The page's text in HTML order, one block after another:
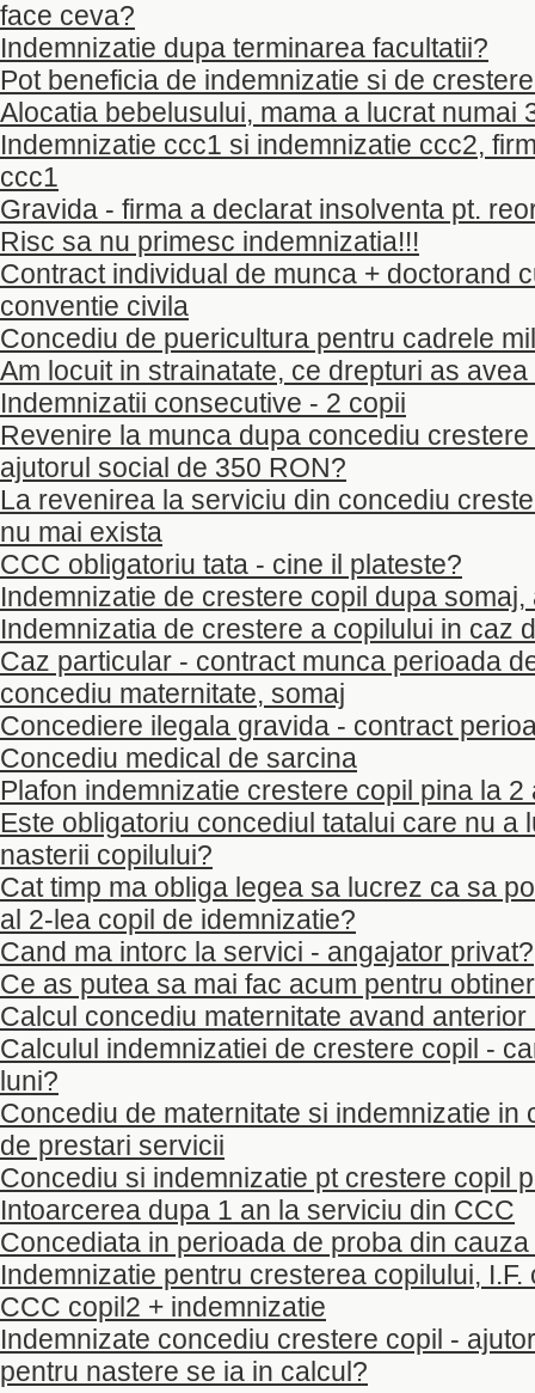
face ceva?
Indemnizatie dupa terminarea facultatii?
Pot beneficia de indemnizatie si de
Alocatia bebelusului, mama a lucrat numai
Indemnizatie ccc1 si indemnizatie ccc2,
ccc1
Gravida - firma a declarat insolventa pt.
Risc sa nu primesc indemnizatia!!!
Contract individual de munca + doctorand
conventie civila
Concediu de puericultura pentru cadrele
Am locuit in strainatate, ce drepturi as
Indemnizatii consecutive - 2 copii
Revenire la munca dupa concediu
ajutorul social de 350 RON?
La revenirea la serviciu din concediu
nu mai exista
CCC obligatoriu tata - cine il plateste?
Indemnizatie de crestere copil dupa somaj,
Indemnizatia de crestere a copilului in caz
Caz particular - contract munca perioada
concediu maternitate, somaj
Concediere ilegala gravida - contract
Concediu medical de sarcina
Plafon indemnizatie crestere copil pina la 2
Este obligatoriu concediul tatalui care nu a
nasterii copilului?
Cat timp ma obliga legea sa lucrez ca sa
al 2-lea copil de idemnizatie?
Cand ma intorc la servici - angajator privat?
Ce as putea sa mai fac acum pentru
Calcul concediu maternitate avand
Calculul indemnizatiei de crestere copil -
luni?
Concediu de maternitate si indemnizatie in
de prestari servicii
Concediu si indemnizatie pt crestere copil
Intoarcerea dupa 1 an la serviciu din CCC
Concediata in perioada de proba din
Indemnizatie pentru cresterea copilului, I.F.
CCC copil2 + indemnizatie
Indemnizate concediu crestere copil -
pentru nastere se ia in calcul?